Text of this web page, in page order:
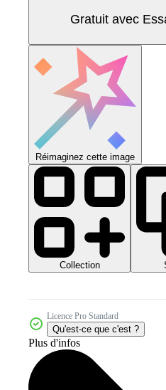
Gratuit avec
Réimaginez cette image
Collection
Licence Pro Standard
Qu'est-ce que c'est ?
Plus d'infos